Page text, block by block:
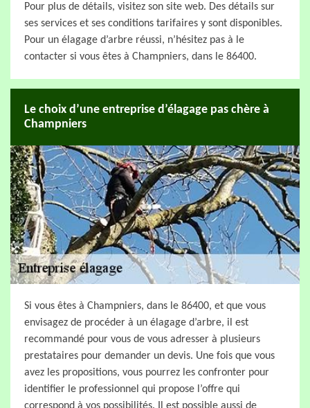
Pour plus de détails, visitez son site web. Des détails sur
ses services et ses conditions tarifaires y sont disponibles.
Pour un élagage d’arbre réussi, n’hésitez pas à le
contacter si vous êtes à Champniers, dans le 86400.
Le choix d’une entreprise d’élagage pas chère à
Champniers
Si vous êtes à Champniers, dans le 86400, et que vous
envisagez de procéder à un élagage d’arbre, il est
recommandé pour vous de vous adresser à plusieurs
prestataires pour demander un devis. Une fois que vous
avez les propositions, vous pourrez les confronter pour
identifier le professionnel qui propose l’offre qui